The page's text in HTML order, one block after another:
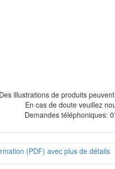
Des illustrations de produits
En cas de doute veuillez
Demandes téléphoniques:
(PDF) avec plus de détails